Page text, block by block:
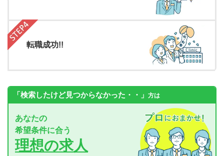
転職成功!!
「検索したけど見つからなかった・・」 方は
あなたの
希望条件に合う
理想の求人